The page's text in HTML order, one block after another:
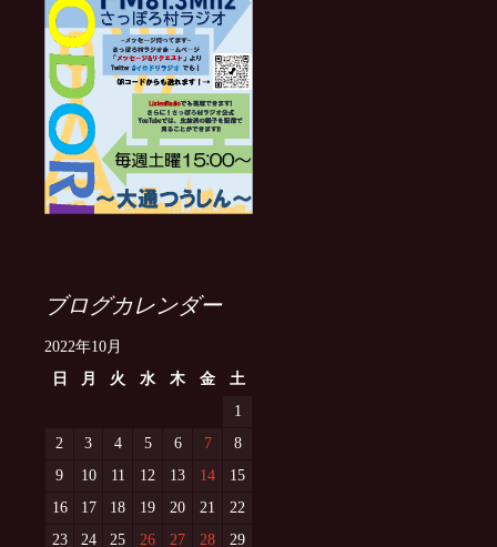
ブログカレンダー
2022年10月
日
月 火 水 木 金
土
1
2
3 4 5 6 7
8
9
10 11 12 13 14
15
16
17 18 19 20 21
22
23
24 25 26 27 28 29